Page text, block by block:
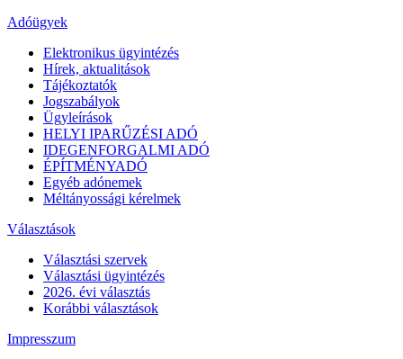
Adóügyek
Elektronikus ügyintézés
Hírek, aktualitások
Tájékoztatók
Jogszabályok
Ügyleírások
HELYI IPARŰZÉSI ADÓ
IDEGENFORGALMI ADÓ
ÉPÍTMÉNYADÓ
Egyéb adónemek
Méltányossági kérelmek
Választások
Választási szervek
Választási ügyintézés
2026. évi választás
Korábbi választások
Impresszum